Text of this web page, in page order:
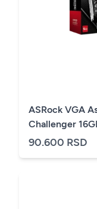
ASRock VGA
Challenger
90.600 RSD